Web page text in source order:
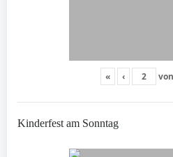
« ‹ von
Kinderfest am Sonntag